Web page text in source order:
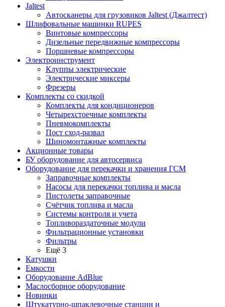
Jaltest
Автосканеры для грузовиков Jaltest (Джалтест)
Шлифовальные машинки RUPES
Винтовые компрессоры
Дизельные передвижные компрессоры
Поршневые компрессоры
Электроинструмент
Клуппы электрические
Электрические миксеры
Фрезеры
Комплекты со скидкой
Комплекты для кондиционеров
Четырехстоечные комплекты
Пневмокомплекты
Пост сход-развал
Шиномонтажные комплекты
Акционные товары
БУ оборудование для автосервиса
Оборудование для перекачки и хранения ГСМ
Заправочные комплекты
Насосы для перекачки топлива и масла
Пистолеты заправочные
Счётчик топлива и масла
Системы контроля и учета
Топливораздаточные модули
Фильтрационные установки
Фильтры
Ещё 3
Катушки
Емкости
Оборудование AdBlue
Маслосборное оборудование
Новинки
Штукатурно-шпаклевочные станции и